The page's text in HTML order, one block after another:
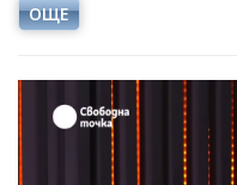
ОЩЕ